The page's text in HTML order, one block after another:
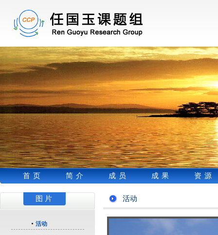
首页 简介 成员 成果 资源
图片
活动
活动